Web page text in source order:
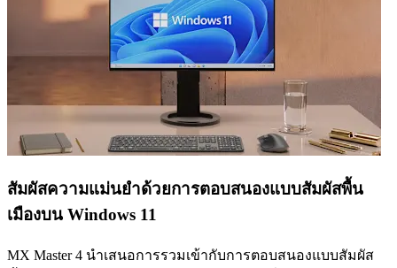
สัมผัสความแม่นยำด้วยการตอบสนองแบบสัมผัสพื้น
เมืองบน Windows 11
MX Master 4 นำเสนอการรวมเข้ากับการตอบสนองแบบสัมผัส